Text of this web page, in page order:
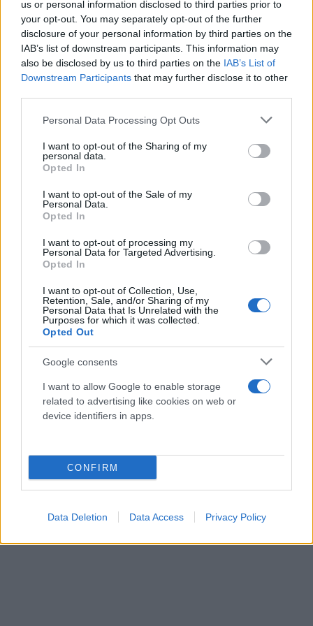
us or personal information disclosed to third parties prior to
your opt-out. You may separately opt-out of the further
disclosure of your personal information by third parties on the
IAB’s list of downstream participants. This information may
also be disclosed by us to third parties on the IAB’s List of
Downstream Participants that may further disclose it to other
Please note that this website/app uses one or more Google
not limited to your visit or usage behaviour. You may click to
grant or deny consent to Google and its third-party tags to
use your data for below specified purposes in below Google
consent section.
Personal Data Processing Opt Outs
I want to opt-out of the Sharing of my
personal data.
Opted In
I want to opt-out of the Sale of my
Personal Data.
Opted In
I want to opt-out of processing my
Personal Data for Targeted Advertising.
Opted In
I want to opt-out of Collection, Use,
Retention, Sale, and/or Sharing of my
Personal Data that Is Unrelated with the
Purposes for which it was collected.
Opted Out
Google consents
I want to allow Google to enable storage
related to advertising like cookies on web or
device identifiers in apps.
CONFIRM
Data Deletion Data Access Privacy Policy
Πρόσφατα, ισπανικά ρεπορτάζ ανέφεραν πως η ομάδα του
Μπακαμπού απέρριψε πρόταση του ΠΑΟΚ, ωστόσο η διοίκηση
της Τούμπας δεν δείχνει διατεθειμένη να εγκαταλείψει την
υπόθεση. Αξίζει να σημειωθεί ότι και τον περασμένο Ιανουάριο ο
Δικέφαλος είχε επιχειρήσει να τον προσεγγίσει, γεγονός που
επιβεβαιώνει τη διαχρονική εκτίμηση προς το πρόσωπό του.
σε 42 αναμετρήσεις, καταγράφοντας 10 τέρματα και 4 ασίστ σε
συνολικά 1.855 αγωνιστικά λεπτά. Παρά την προσφορά του, ο
Μανουέλ Πελεγκρίνι τον έχει πλέον ως τρίτη λύση στην επίθεση,
κάτι που κάνει τον Κονγκολέζο διεθνή να αναζητά μια νέα
πρόκληση στην καριέρα του.
Αυτό το γεγονός δίνει στον ΠΑΟΚ μια σημαντική ευκαιρία να
προσελκύσει έναν ποδοσφαιριστή με πλούσια εμπειρία σε
ευρωπαϊκά γήπεδα,
Παράλληλα, στο τραπέζι των μεταγραφικών σεναρίων βρέθηκε
ξανά και το όνομα του Σαμουέλ Ζιγκό. Ο Γάλλος αμυντικός είχε
υπήρξαν εκ νέου επαφές.
Ωστόσο, το βεβαρημένο ιατρικό ιστορικό του ποδοσφαιριστή
αποτέλεσε καθοριστικό παράγοντα για την απόφαση των
«ασπρόμαυρων» να μην προχωρήσουν.
Οι άνθρωποι του συλλόγου έκριναν ότι δεν θα ήταν συνετό να
επιλέγοντας να επικεντρωθούν σε πιο αξιόπιστες λύσεις.
Μην χάνεις είδηση. Βάλε το
Ποδόσφαιρο
ΠΑΟΚ ποδόσφαιρο
Stoiximan Super League,